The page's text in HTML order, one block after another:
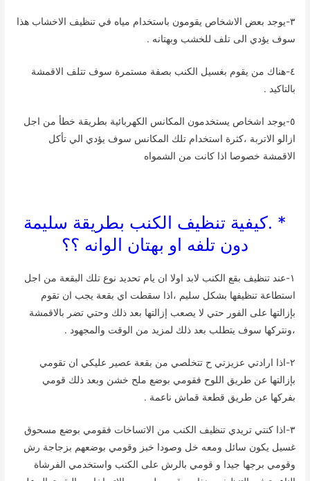
٣-يوجد بعض الاشخاص يقومون باستخدام مياه في تنظيف الاخشاب هذا
سوف يؤدي الى تلف للخشب وبهتانه .
٤-هناك من يقوم بغسيل الكنب بصفة مستمرة سوف تتلف الاقمشة
بالتاكيد .
٥-يوجد اشخاص يستخدمون المكانس الكهربائية بطريقة خطأ من اجل
ازالو الاتربة ،كثرة استخدام تلك المكانس سوف يؤدي الي تأكل
الاقمشة خصوصا اذا كانت من الشمواه
* .كيفية تنظيف الكنب بطريقة سليمة
دون تلفه او بهتان الوانه ؟؟
١-عند تنظيف بقع الكنب لابد اولا ان يام تحديد نوع تلك البقعة من اجل
استطاعة تنظيفها بشكل سليم ،اذا سقطت اي بقعة يجب ان تقوم
بإزالتها على الفور حتي لا يصعب إزالتها بعد ذلك وحتي تضر بالاقمشة
،ونتركها سوف يتطلب بعد ذلك لمزيد من الوقت والمجهود .
٢-اذا ارادتي عزيزتي ح تتخلصي من بقعة عصير عليكي ان تقومي
بإزالتها عن طريق اللوح فقومي بوضع ملح خشن وبعد ذلك قومي
بفركها عن طريق قطعة قماش ناعمة .
٣-اذا كنتي تريدي تنظيف الكنب من الاتساخات فقومي بوضع مسحوق
غسيل يكون سائل ومعه خل وصودا خبز وقومي بوضعهم بزجاجة رش
وقومي برجها جيدا و قومي بالرش على الكنب واستخدمي الفرشاة